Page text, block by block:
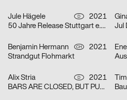
Jule Hägele D
2021
50 Jahre Release Stuttgart e. V.
Jul
Benjamin Hermann CH
2021
Strandgut Flohmarkt
Alix Stria D
2021
BARS ARE CLOSED, BUT PUB IS OPEN! [Bars sind geschlossen, doch PUB ist geöfffnet!]